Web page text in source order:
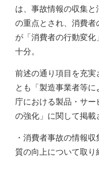
は、事故情報の収集
の重点とされ、消費
が「消費者の行動変
十分。
前述の通り項目を充実
とも「製造事業者等
庁における製品・サ
の強化」に関して掲載
・消費者事故の情報
質の向上について取り